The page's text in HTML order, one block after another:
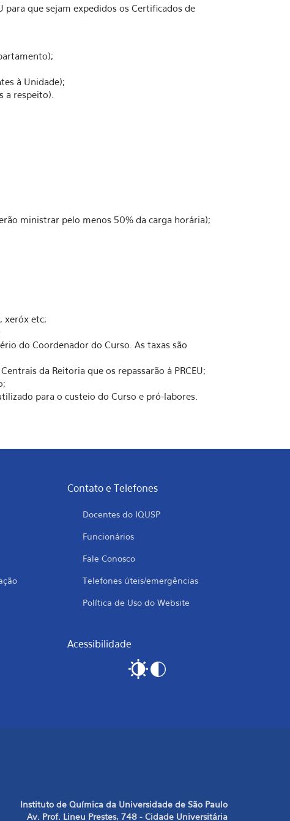
para que sejam expedidos os Certificados de
à Unidade);
a respeito).
ministrar pelo menos 50% da carga horária);
xeróx etc;
do Coordenador do Curso. As taxas são
da Reitoria que os repassarão à PRCEU;
para o custeio do Curso e pró-labores.
Contato e Telefones
Docentes do IQUSP
Funcionários
Fale Conosco
Telefones úteis/emergências
Política de Uso do Website
Acessibilidade
Instituto de Química da Universidade de São Paulo
Av. Prof. Lineu Prestes, 748 - Cidade Universitária